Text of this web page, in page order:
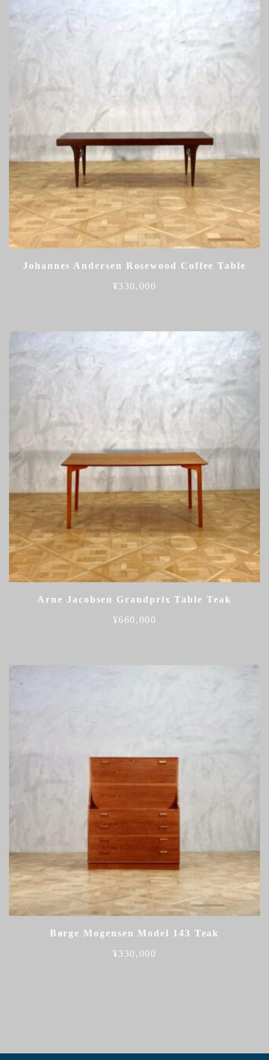
Johannes Andersen Rosewood Coffee Table
¥330,000
Arne Jacobsen Grandprix Table Teak
¥660,000
Børge Mogensen Model 143 Teak
¥330,000